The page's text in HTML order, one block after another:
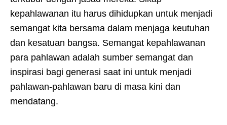
kepahlawanan itu harus dihidupkan untuk menjadi
semangat kita bersama dalam menjaga keutuhan
dan kesatuan bangsa. Semangat kepahlawanan
para pahlawan adalah sumber semangat dan
inspirasi bagi generasi saat ini untuk menjadi
pahlawan-pahlawan baru di masa kini dan
mendatang.